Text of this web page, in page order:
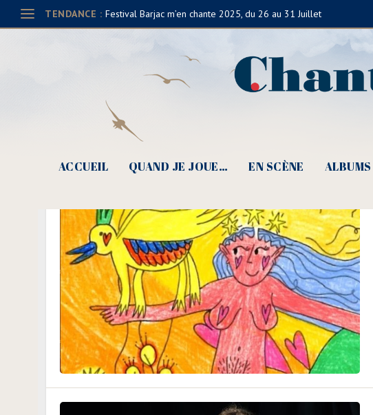
TENDANCE : Festival Barjac m’en chante 2025, du 26 au 31 Juillet
ACCUEIL QUAND JE JOUE… EN SCÈNE ALBUMS